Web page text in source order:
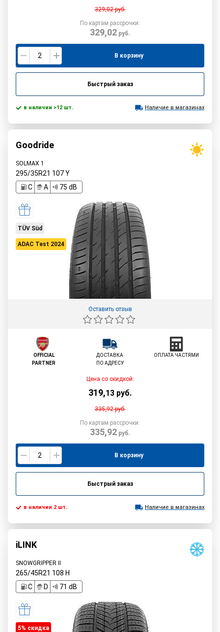
329,02руб.
По картам рассрочки:
329,02руб.
В корзину
Быстрый заказ
в наличии >12 шт. Наличие в магазинах
Goodride
SOLMAX 1
295/35R21 107Y
C
A 75 dB
TÜV Süd
ADAC Test 2024
Оставить отзыв
OFFICIAL
PARTNER
ДОСТАВКА
ПО АДРЕСУ
ОПЛАТА ЧАСТЯМИ
Цена со скидкой:
319,13 руб.
335,92руб.
По картам рассрочки:
335,92руб.
В корзину
Быстрый заказ
в наличии 2 шт. Наличие в магазинах
iLINK
SNOWGRIPPER II
265/45R21 108 H
C
D 71 dB
5% cкидка